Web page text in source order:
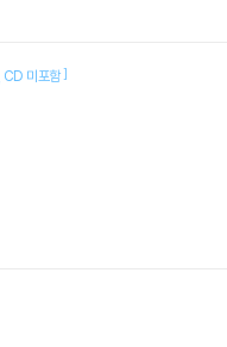
CD 미포함]